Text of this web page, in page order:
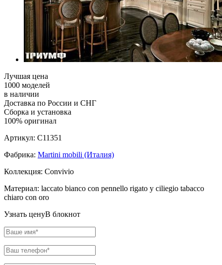
Лучшая цена
1000 моделей
в наличии
Доставка по России и СНГ
Сборка и установка
100% оригинал
Артикул: C11351
Фабрика: Martini mobili (Италия)
Коллекция: Convivio
Материал: laccato bianco con pennello rigato у ciliegio tabacco
chiaro con oro
Узнать ценуВ блокнот